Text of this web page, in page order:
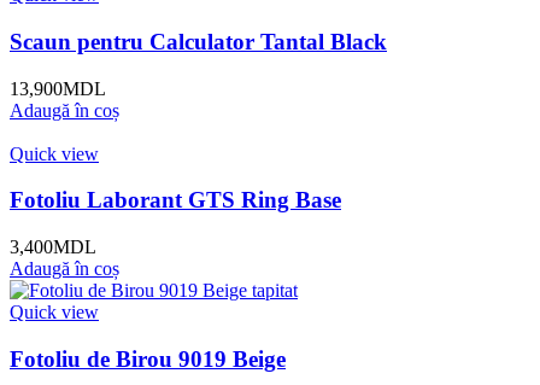
Scaun pentru Calculator Tantal Black
13,900MDL
Adaugă în coș
Quick view
Fotoliu Laborant GTS Ring Base
3,400MDL
Adaugă în coș
Quick view
Fotoliu de Birou 9019 Beige